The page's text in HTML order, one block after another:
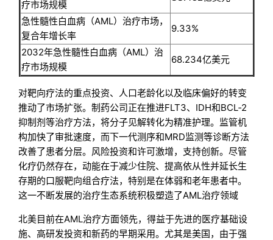
疗市场规模
急性髓性白血病（AML）治疗市场，
复合年增长率
9.33%
2032年急性髓性白血病（AML）治
疗市场规模
68.234亿美元
对靶向疗法的重点投资、人口老龄化以及临床偏好的转变
推动了市场扩张。制药公司正在推进FLT3、IDH和BCL‑2
抑制剂等治疗方法，将分子见解转化为精准护理。监管机
构加快了审批速度，而下一代测序和MRD监测等诊断方法
改善了患者分层。风险投资和许可激增，支持创新。尽管
化疗仍然存在，动能在于减少住院、提高依从性并延长生
存期的口服靶向组合疗法，特别是在体弱和老年患者中。
这一不断发展的治疗生态系统积极塑造了AML治疗领域
北美目前在AML治疗方面领先，得益于先进的医疗基础设
施、高研发投资和新药的早期采用。尤其是美国，由于强